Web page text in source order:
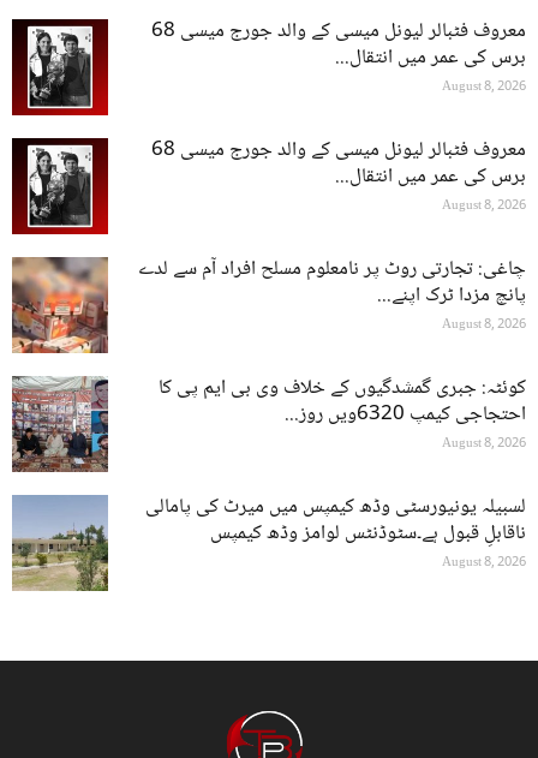
معروف فٹبالر لیونل میسی کے والد جورج میسی 68
برس کی عمر میں انتقال...
August 8, 2026
معروف فٹبالر لیونل میسی کے والد جورج میسی 68
برس کی عمر میں انتقال...
August 8, 2026
چاغی: تجارتی روٹ پر نامعلوم مسلح افراد آم سے لدے
پانچ مزدا ٹرک اپنے...
August 8, 2026
کوئٹہ: جبری گمشدگیوں کے خلاف وی بی ایم پی کا
احتجاجی کیمپ 6320ویں روز...
August 8, 2026
لسبیلہ یونیورسٹی وڈھ کیمپس میں میرٹ کی پامالی
ناقابلِ قبول ہے۔سٹوڈنٹس لوامز وڈھ کیمپس
August 8, 2026